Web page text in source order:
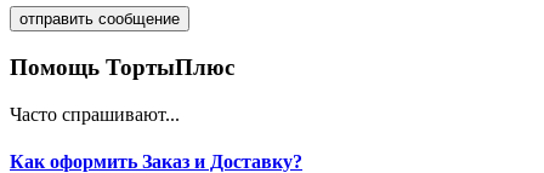
Помощь ТортыПлюс
Часто спрашивают...
Как оформить Заказ и Доставку?